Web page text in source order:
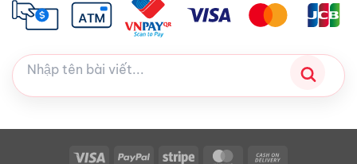
Visa PayPal Stripe MasterCard